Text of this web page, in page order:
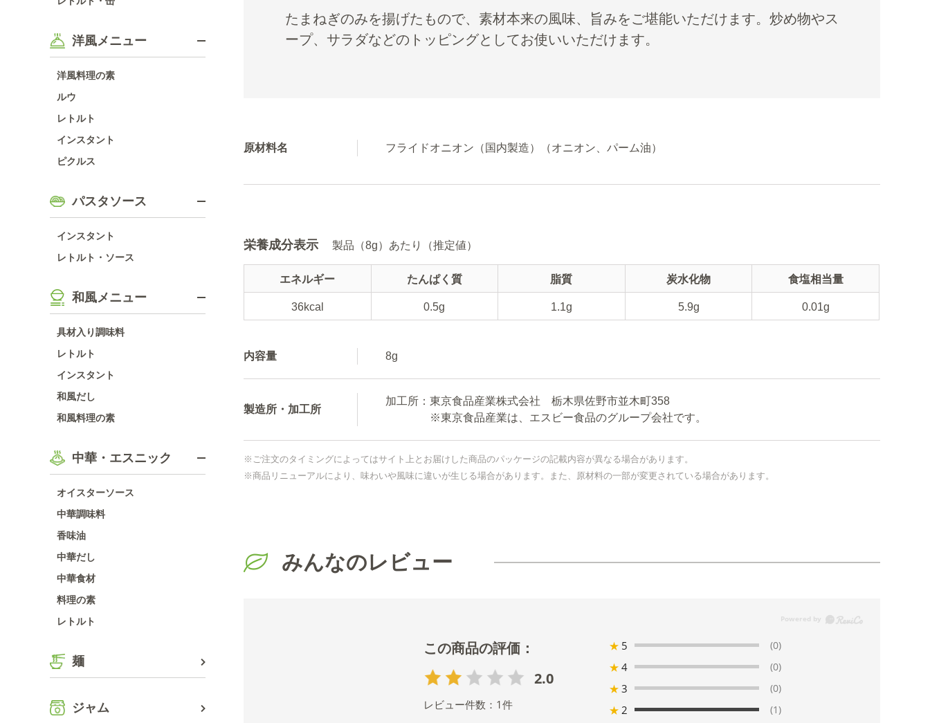
洋風メニュー
洋風料理の素
ルウ
レトルト
インスタント
ピクルス
パスタソース
インスタント
レトルト・ソース
和風メニュー
具材入り調味料
レトルト
インスタント
和風だし
和風料理の素
中華・エスニック
オイスターソース
中華調味料
香味油
中華だし
中華食材
料理の素
レトルト
麺
ジャム
たまねぎのみを揚げたもので、素材本来の風味、旨みをご堪能いただけます。炒め物やス
ープ、サラダなどのトッピングとしてお使いいただけます。
原材料名 フライドオニオン（国内製造）（オニオン、パーム油）
栄養成分表示 製品（8g）あたり（推定値）
エネルギー
36kcal
たんぱく質
0.5g
脂質
1.1g
炭水化物
5.9g
食塩相当量
0.01g
内容量 8g
製造所・加工所
加工所：東京食品産業株式会社 栃木県佐野市並木町358
※東京食品産業は、エスビー食品のグループ会社です。
※ご注文のタイミングによってはサイト上とお届けした商品のパッケージの記載内容が異なる場合があります。
※商品リニューアルにより、味わいや風味に違いが生じる場合があります。また、原材料の一部が変更されている場合があります。
みんなのレビュー
2.0
レビュー件数： 1件
★ 5 (0)
★ 4 (0)
★ 3 (0)
★ 2 (1)